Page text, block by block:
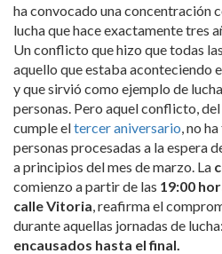
ha convocado una concentración
lucha que hace exactamente tres
Un conflicto que hizo que todas
aquello que estaba aconteciendo
y que sirvió como ejemplo de
personas. Pero aquel conflicto, del
cumple eltercer aniversario, no
personas procesadas a la espera
a principios del mes de marzo. La
comienzo a partir de las 19:00
calle Vitoria, reafirma el
durante aquellas jornadas de lucha:
encausados hasta el final.